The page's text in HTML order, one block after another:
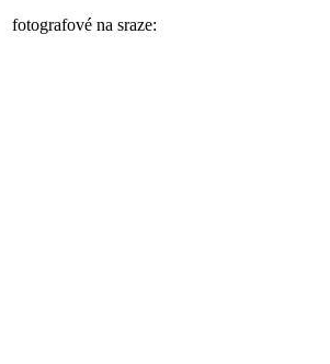
fotografové na sraze: